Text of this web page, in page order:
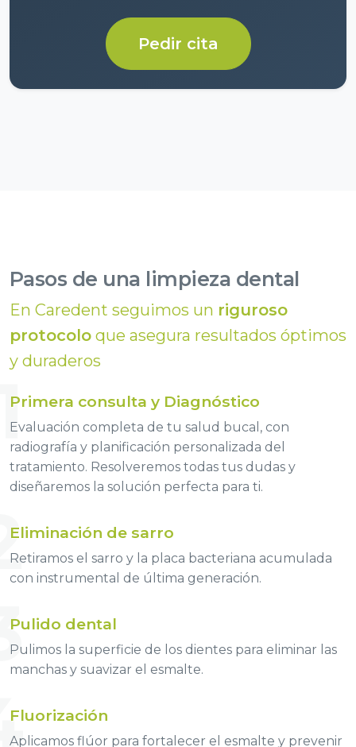
Pedir cita
Pasos de una limpieza dental
En Caredent seguimos un riguroso
protocolo que asegura resultados óptimos
y duraderos
Primera consulta y Diagnóstico
Evaluación completa de tu salud bucal, con
radiografía y planificación personalizada del
tratamiento. Resolveremos todas tus dudas y
diseñaremos la solución perfecta para ti.
Eliminación de sarro
Retiramos el sarro y la placa bacteriana acumulada
con instrumental de última generación.
Pulido dental
Pulimos la superficie de los dientes para eliminar las
manchas y suavizar el esmalte.
Fluorización
Aplicamos flúor para fortalecer el esmalte y prevenir